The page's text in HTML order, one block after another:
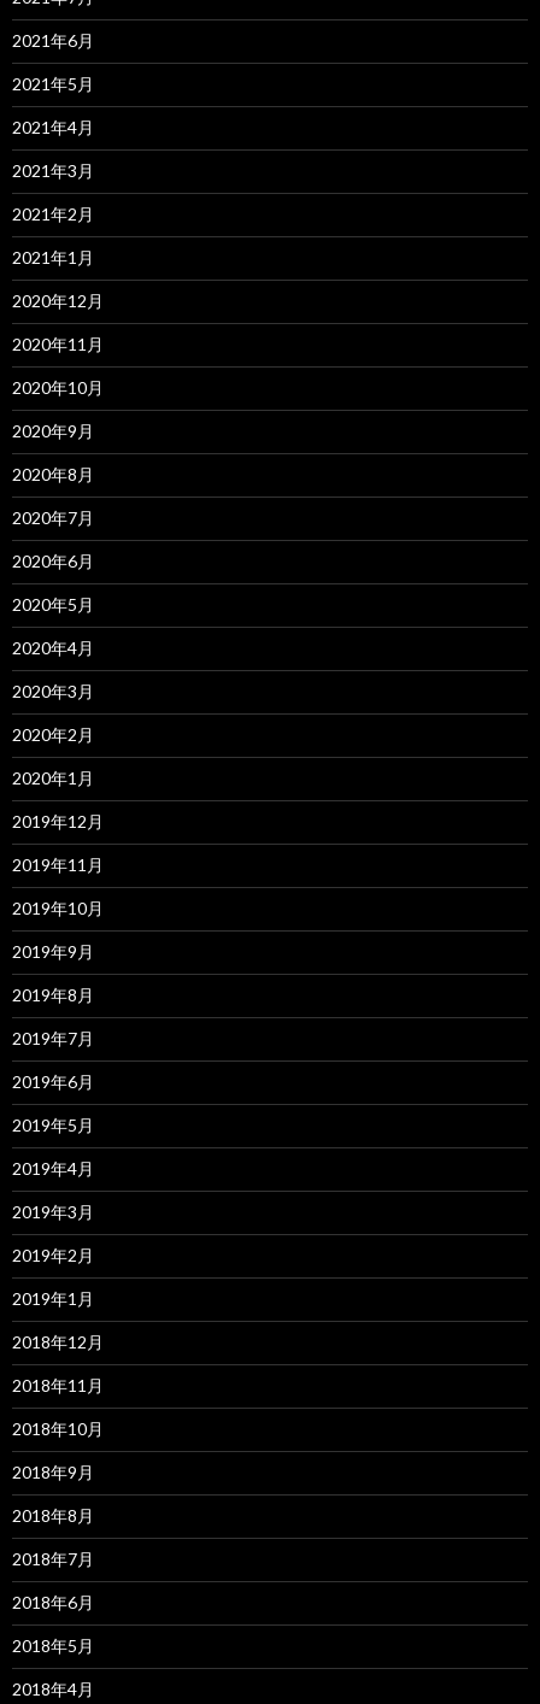
2021年6月
2021年5月
2021年4月
2021年3月
2021年2月
2021年1月
2020年12月
2020年11月
2020年10月
2020年9月
2020年8月
2020年7月
2020年6月
2020年5月
2020年4月
2020年3月
2020年2月
2020年1月
2019年12月
2019年11月
2019年10月
2019年9月
2019年8月
2019年7月
2019年6月
2019年5月
2019年4月
2019年3月
2019年2月
2019年1月
2018年12月
2018年11月
2018年10月
2018年9月
2018年8月
2018年7月
2018年6月
2018年5月
2018年4月